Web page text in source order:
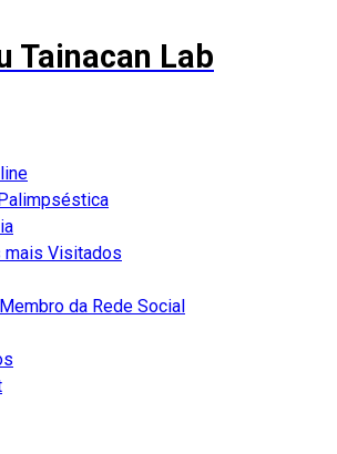
Tainacan Lab
mais Visitados
da Rede Social